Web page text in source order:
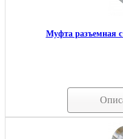
Муфта разъемная